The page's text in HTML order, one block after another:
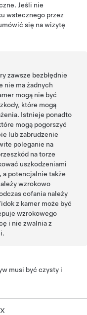
Jeśli nie
wstecznego przez
się na wizytę
zawsze bezbłędnie
nie ma żadnych
mogą nie być
które mogą
Istnieje ponadto
mogą pogorszyć
lub zabrudzenie
poleganie na
na torze
uszkodzeniami
a potencjalnie także
wzrokowo
cofania należy
z kamer może być
wzrokowego
i nie zwalnia z
musi być czysty i